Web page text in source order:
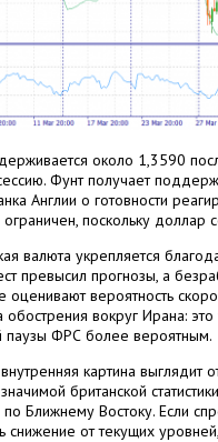
около 1,3590
Фунт получает
Англии о готовности
поскольку
валюта укрепляется
превысил прогнозы, а
оценивают вероятность
обострения вокруг Ирана:
паузы ФРС более вероятным.
картина выглядит
британской
по Ближнему Востоку. Если
снижение от текущих